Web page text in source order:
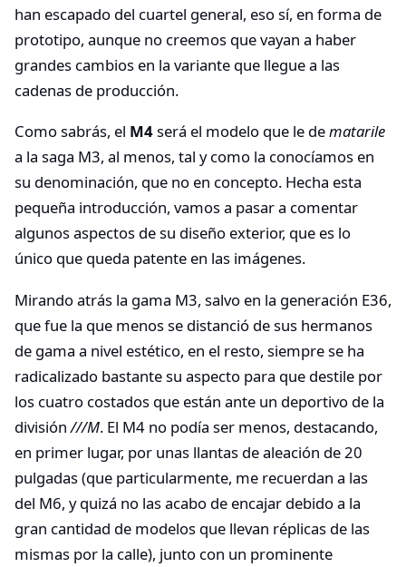
han escapado del cuartel general, eso sí, en forma de
prototipo, aunque no creemos que vayan a haber
grandes cambios en la variante que llegue a las
cadenas de producción.
Como sabrás, el M4será el modelo que le dematarile
a la saga M3, al menos, tal y como la conocíamos en
su denominación, que no en concepto. Hecha esta
pequeña introducción, vamos a pasar a comentar
algunos aspectos de su diseño exterior, que es lo
único que queda patente en las imágenes.
Mirando atrás la gama M3, salvo en la generación E36,
que fue la que menos se distanció de sus hermanos
de gama a nivel estético, en el resto, siempre se ha
radicalizado bastante su aspecto para que destile por
los cuatro costados que están ante un deportivo de la
división///M. El M4 no podía ser menos, destacando,
en primer lugar, por unas llantas de aleación de 20
pulgadas (que particularmente, me recuerdan a las
del M6, y quizá no las acabo de encajar debido a la
gran cantidad de modelos que llevan réplicas de las
mismas por la calle), junto con un prominente